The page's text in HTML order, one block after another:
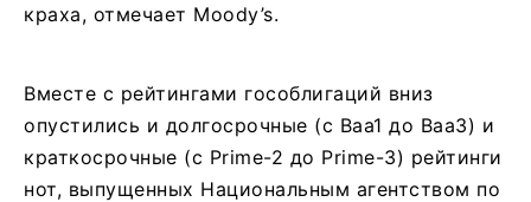
краха, отмечает Moody’s.
Вместе с рейтингами гособлигаций вниз
опустились и долгосрочные (с Baa1 до Baa3) и
краткосрочные (с Prime-2 до Prime-3) рейтинги
нот, выпущенных Национальным агентством по